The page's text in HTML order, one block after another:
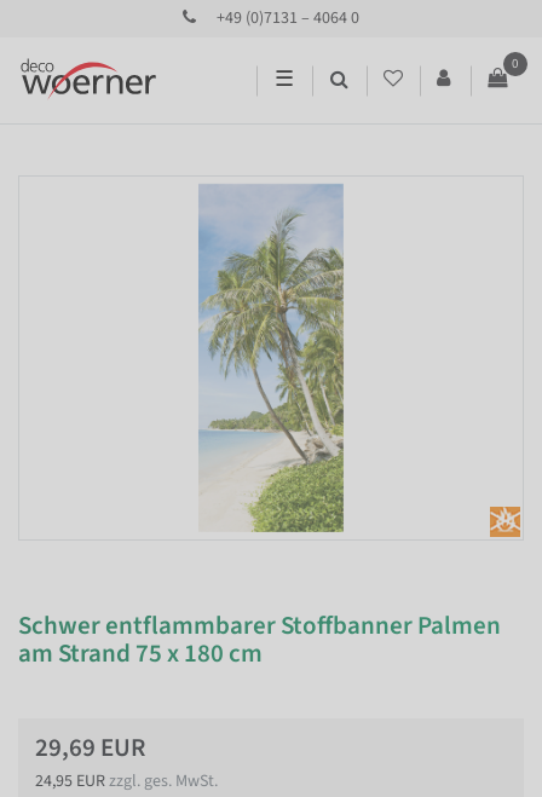
+49 (0)7131 – 4064 0
☰
0
Schwer entflammbarer Stoffbanner Palmen
am Strand 75 x 180 cm
29,69 EUR
24,95 EURzzgl. ges. MwSt.